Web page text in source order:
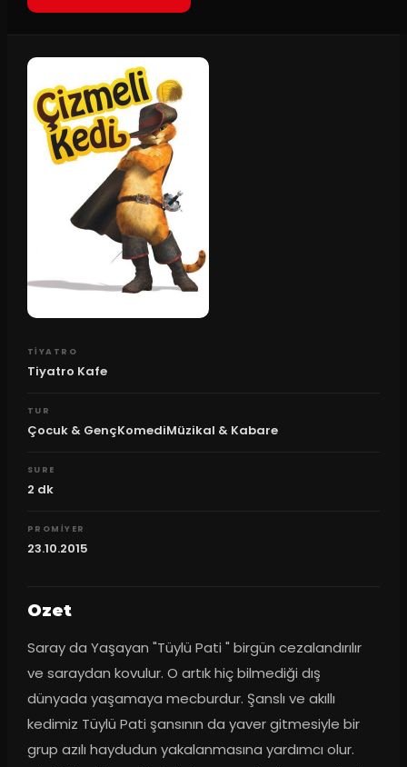
TIYATRO
Tiyatro Kafe
TUR
Çocuk & GençKomediMüzikal & Kabare
SURE
2 dk
PROMIYER
23.10.2015
Ozet
Saray da Yaşayan "Tüylü Pati " birgün cezalandırılır
ve saraydan kovulur. O artık hiç bilmediği dış
dünyada yaşamaya mecburdur. Şanslı ve akıllı
kedimiz Tüylü Pati şansının da yaver gitmesiyle bir
grup azılı haydudun yakalanmasına yardımcı olur.